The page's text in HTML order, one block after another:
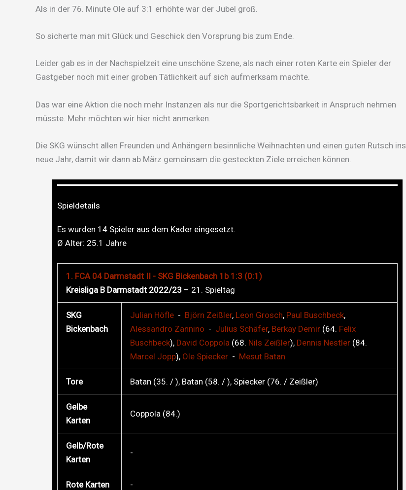
Als in der 76. Minute Ole auf 3:1 erhöhte war der Jubel groß.
So sicherte man mit Glück und Geschick den Vorsprung bis zum Ende.
Leider gab es in der Nachspielzeit eine unschöne Szene, als nach einer roten Karte ein Spieler der
Gastgeber noch mit einer groben Tätlichkeit auf sich aufmerksam machte.
Das war eine Aktion die noch mehr Instanzen als nur die Sportgerichtsbarkeit in Anspruch nehmen
müsste. Mehr möchten wir hier nicht anmerken.
Die SKG wünscht allen Freunden und Anhängern besinnliche Weihnachten und einen guten Rutsch ins
neue Jahr, damit wir dann ab März gemeinsam die gesteckten Ziele erreichen können.
Spieldetails
Es wurden 14 Spieler aus dem Kader eingesetzt.
Ø Alter: 25.1 Jahre
1. FCA 04 Darmstadt II - SKG Bickenbach 1b 1:3 (0:1)
Kreisliga B Darmstadt 2022/23 – 21. Spieltag
SKG
Bickenbach
Julian Höfle - Björn Zeißler, Leon Grosch, Paul Buschbeck,
Alessandro Zannino - Julius Schäfer, Berkay Demir (64. Felix
Buschbeck), David Coppola (68. Nils Zeißler), Dennis Nestler (84.
Marcel Jopp), Ole Spiecker - Mesut Batan
Tore Batan (35. / ), Batan (58. / ), Spiecker (76. / Zeißler)
Gelbe
Karten
Coppola (84.)
Gelb/Rote
Karten
-
Rote Karten -